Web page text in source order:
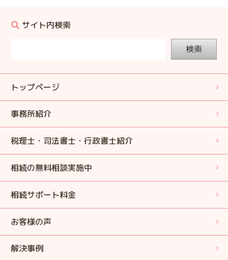
サイト内検索
検索
トップページ
事務所紹介
税理士・司法書士・行政書士紹介
相続の無料相談実施中
相続サポート料金
お客様の声
解決事例